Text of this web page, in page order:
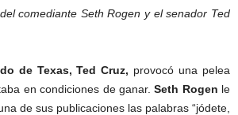
comediante Seth Rogen y el senador Ted
de Texas, Ted Cruz, provocó una pelea
en condiciones de ganar.Seth Rogen le
de sus publicaciones las palabras “jódete,